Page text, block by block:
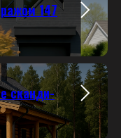
147
сканди-